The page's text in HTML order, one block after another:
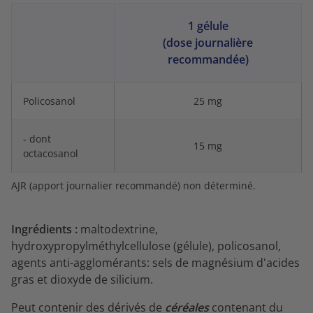
1 gélule
(dose journalière
recommandée)
Policosanol 25 mg
- dont
octacosanol
15 mg
AJR (apport journalier recommandé) non déterminé.
Ingrédients : maltodextrine,
hydroxypropylméthylcellulose (gélule), policosanol,
agents anti-agglomérants: sels de magnésium d'acides
gras et dioxyde de silicium.
Peut contenir des dérivés de céréalescontenant du